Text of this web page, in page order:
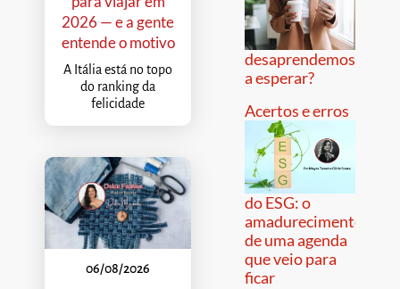
2026 — e a gente
entende o motivo
A Itália está no topo
do ranking da
felicidade
06/08/2026
desaprendemos
a esperar?
Acertos e erros
do ESG: o
amadurecimento
de uma agenda
que veio para
ficar